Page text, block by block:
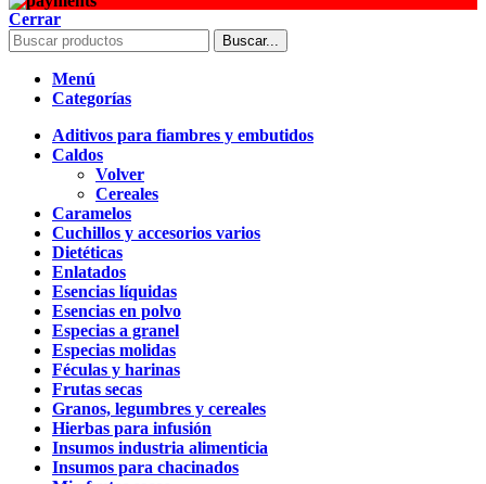
Cerrar
Buscar...
Menú
Categorías
Aditivos para fiambres y embutidos
Caldos
Volver
Cereales
Caramelos
Cuchillos y accesorios varios
Dietéticas
Enlatados
Esencias líquidas
Esencias en polvo
Especias a granel
Especias molidas
Féculas y harinas
Frutas secas
Granos, legumbres y cereales
Hierbas para infusión
Insumos industria alimenticia
Insumos para chacinados